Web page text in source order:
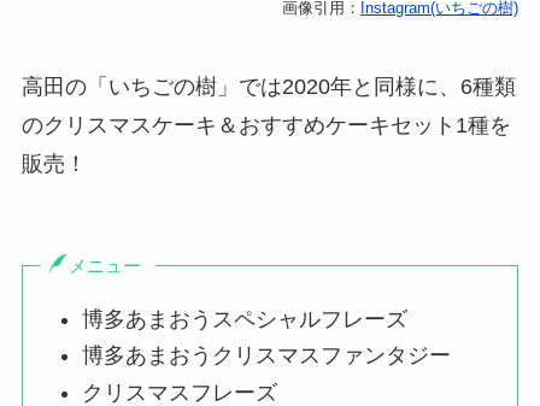
画像引用： Instagram(いちごの樹)
高田の「いちごの樹」では2020年と同様に、6種類
のクリスマスケーキ＆おすすめケーキセット1種を
販売！
メニュー
博多あまおうスペシャルフレーズ
博多あまおうクリスマスファンタジー
クリスマスフレーズ